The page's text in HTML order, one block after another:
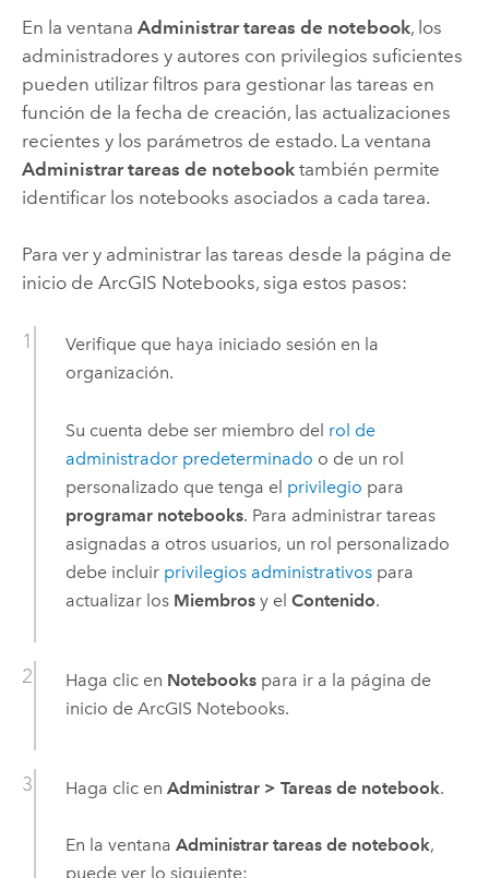
En la ventana Administrar tareas de notebook, los
administradores y autores con privilegios suficientes
pueden utilizar filtros para gestionar las tareas en
función de la fecha de creación, las actualizaciones
recientes y los parámetros de estado. La ventana
Administrar tareas de notebooktambién permite
identificar los notebooks asociados a cada tarea.
Para ver y administrar las tareas desde la página de
inicio de ArcGIS Notebooks, siga estos pasos:
Verifique que haya iniciado sesión en la
organización.
Su cuenta debe ser miembro del rol de
administrador predeterminado o de un rol
personalizado que tenga el privilegio para
programar notebooks. Para administrar tareas
asignadas a otros usuarios, un rol personalizado
debe incluir privilegios administrativospara
actualizar los Miembrosy el Contenido.
Haga clic en Notebookspara ir a la página de
inicio de ArcGIS Notebooks.
Haga clic en Administrar > Tareas de notebook.
En la ventana Administrar tareas de notebook,
puede ver lo siguiente: